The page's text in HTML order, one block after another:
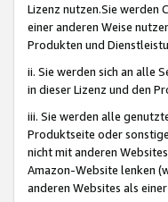
Lizenz nutzen.Sie werden
einer anderen Weise
Produkten und
ii. Sie werden sich an alle
in dieser Lizenz und den
iii. Sie werden alle
Produktseite oder
nicht mit anderen
Amazon-Website lenken
anderen Websites als